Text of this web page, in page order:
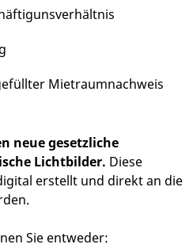
Mietraumnachweis
neue gesetzliche
Lichtbilder. Diese
erstellt und direkt an die
Sie entweder: